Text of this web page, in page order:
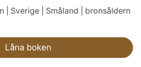
| Sverige | Småland | bronsåldern
Låna boken